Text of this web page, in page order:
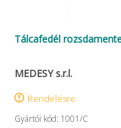
Tálcafedél
MEDESY s.r.l.
Rendelésre
Gyártói kód: 1001/C